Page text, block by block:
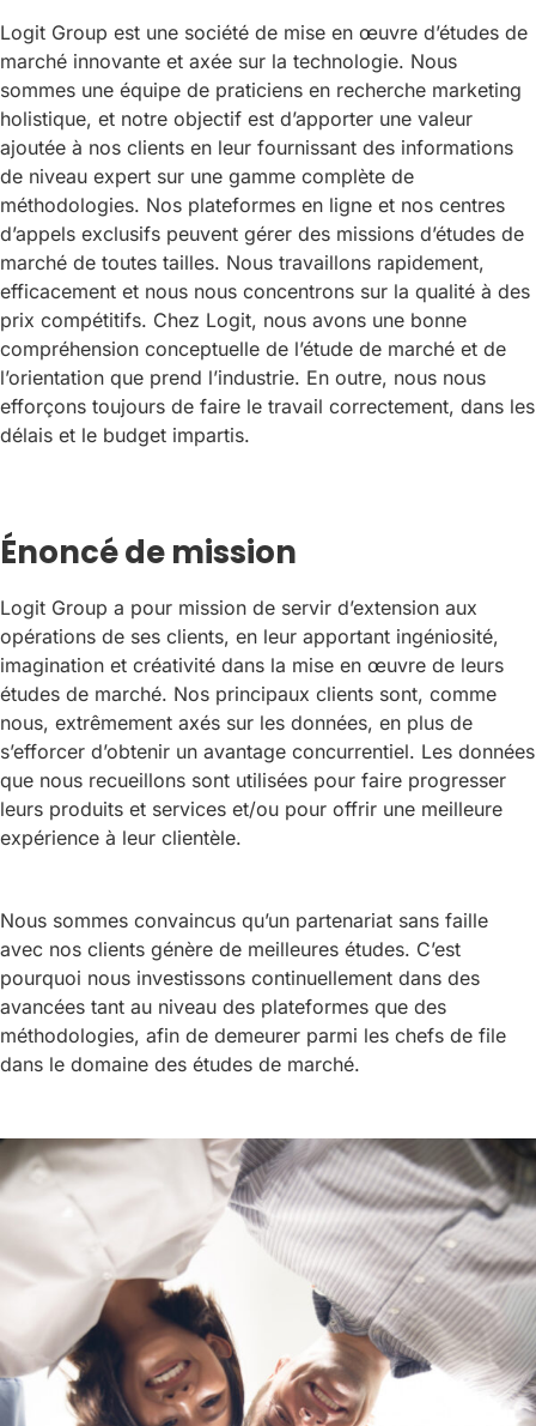
Logit Group est une société de mise en œuvre d’études de
marché innovante et axée sur la technologie. Nous
sommes une équipe de praticiens en recherche marketing
holistique, et notre objectif est d’apporter une valeur
ajoutée à nos clients en leur fournissant des informations
de niveau expert sur une gamme complète de
méthodologies. Nos plateformes en ligne et nos centres
d’appels exclusifs peuvent gérer des missions d’études de
marché de toutes tailles. Nous travaillons rapidement,
efficacement et nous nous concentrons sur la qualité à des
prix compétitifs. Chez Logit, nous avons une bonne
compréhension conceptuelle de l’étude de marché et de
l’orientation que prend l’industrie. En outre, nous nous
efforçons toujours de faire le travail correctement, dans les
délais et le budget impartis.
Énoncé de mission
Logit Group a pour mission de servir d’extension aux
opérations de ses clients, en leur apportant ingéniosité,
imagination et créativité dans la mise en œuvre de leurs
études de marché. Nos principaux clients sont, comme
nous, extrêmement axés sur les données, en plus de
s’efforcer d’obtenir un avantage concurrentiel. Les données
que nous recueillons sont utilisées pour faire progresser
leurs produits et services et/ou pour offrir une meilleure
expérience à leur clientèle.
Nous sommes convaincus qu’un partenariat sans faille
avec nos clients génère de meilleures études. C’est
pourquoi nous investissons continuellement dans des
avancées tant au niveau des plateformes que des
méthodologies, afin de demeurer parmi les chefs de file
dans le domaine des études de marché.